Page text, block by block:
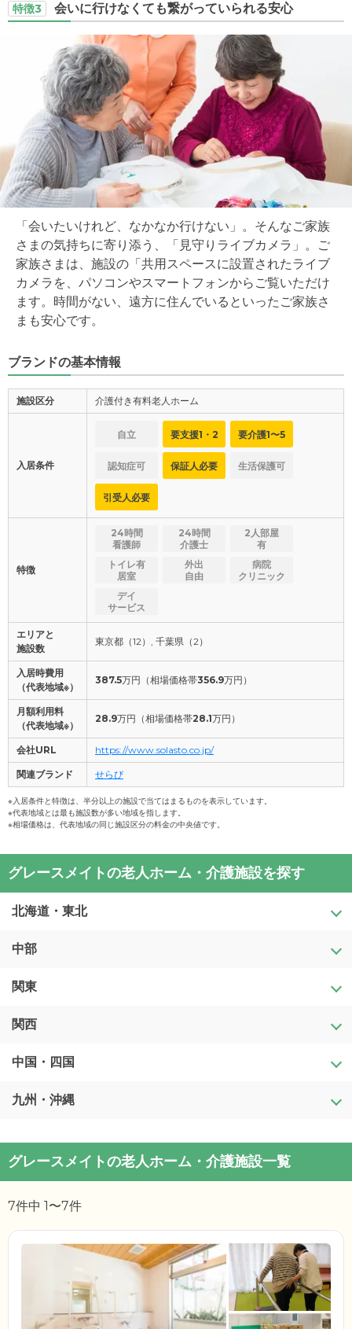
特徴3 会いに行けなくても繋がっていられる安心
「会いたいけれど、なかなか行けない」。そんなご家族
さまの気持ちに寄り添う、「見守りライブカメラ」。ご
家族さまは、施設の「共用スペースに設置されたライブ
カメラを、パソコンやスマートフォンからご覧いただけ
ます。時間がない、遠方に住んでいるといったご家族さ
まも安心です。
ブランドの基本情報
施設区分 介護付き有料老人ホーム
入居条件
自立 要支援1・2 要介護1〜5
認知症可 保証人必要 生活保護可
引受人必要
特徴
24時間
看護師
24時間
介護士
2人部屋
有
トイレ有
居室
外出
自由
病院
クリニック
デイ
サービス
エリアと
施設数
東京都（12）, 千葉県（2）
入居時費用
（代表地域※）
387.5万円（相場価格帯356.9万円）
月額利用料
（代表地域※）
28.9万円（相場価格帯28.1万円）
会社URL https://www.solasto.co.jp/
関連ブランド せらび
※入居条件と特徴は、半分以上の施設で当てはまるものを表示しています。
※代表地域とは最も施設数が多い地域を指します。
※相場価格は、代表地域の同じ施設区分の料金の中央値です。
グレースメイトの老人ホーム・介護施設を探す
北海道・東北
北海道
青森県
岩手県
宮城県
秋田県
福島県
中部
新潟県
富山県
石川県
福井県
長野県
岐阜県
静岡県
三重県
関東
茨城県
栃木県
群馬県
千葉県
東京都
神奈川県
関西
滋賀県
京都府
奈良県
和歌山県
中国・四国
鳥取県
広島県
山口県
香川県
九州・沖縄
長崎県
熊本県
宮崎県
グレースメイトの老人ホーム・介護施設一覧
7件中 1〜7件